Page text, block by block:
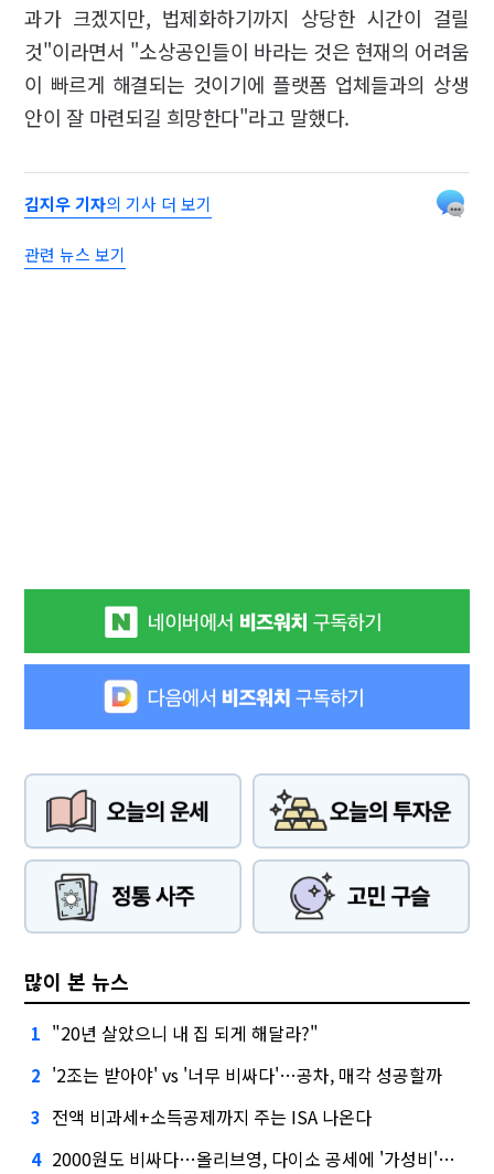
과가 크겠지만, 법제화하기까지 상당한 시간이 걸릴
것"이라면서 "소상공인들이 바라는 것은 현재의 어려움
이 빠르게 해결되는 것이기에 플랫폼 업체들과의 상생
안이 잘 마련되길 희망한다"라고 말했다.
김지우 기자의 기사 더 보기
관련 뉴스 보기
많이 본 뉴스
1 "20년 살았으니 내 집 되게 해달라?"
2 '2조는 받아야' vs '너무 비싸다'…공차, 매각 성공할까
3 전액 비과세+소득공제까지 주는 ISA 나온다
4 2000원도 비싸다…올리브영, 다이소 공세에 '가성비'로 맞불